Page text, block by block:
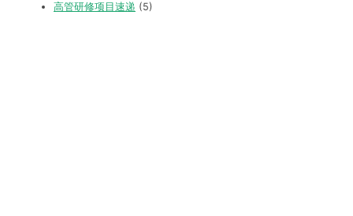
高管研修项目速递 (5)